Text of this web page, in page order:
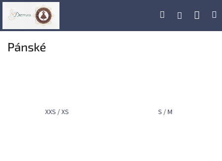
Přejít
Hledat Přihlášení
Pánské
XXS / XS S / M